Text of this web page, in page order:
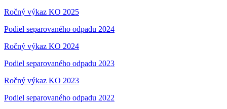
Ročný výkaz KO 2025
Podiel separovaného odpadu 2024
Ročný výkaz KO 2024
Podiel separovaného odpadu 2023
Ročný výkaz KO 2023
Podiel separovaného odpadu 2022